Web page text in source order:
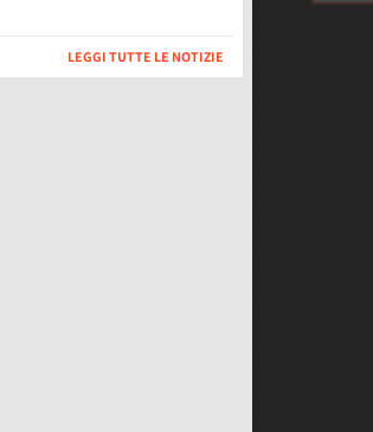
LEGGI TUTTE LE NOTIZIE